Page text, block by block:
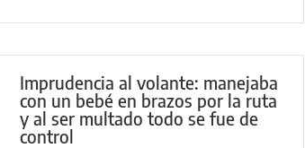
Imprudencia al volante: manejaba
con un bebé en brazos por la ruta
y al ser multado todo se fue de
control